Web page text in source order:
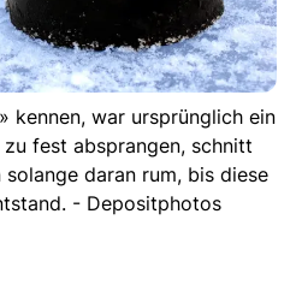
kennen, war ursprünglich ein
zu fest absprangen, schnitt
daran rum, bis diese
- Depositphotos